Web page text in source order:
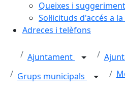
Queixes i
Sol·licituds d'accés a
Adreces i telèfons
Ajuntament
Grups municipals